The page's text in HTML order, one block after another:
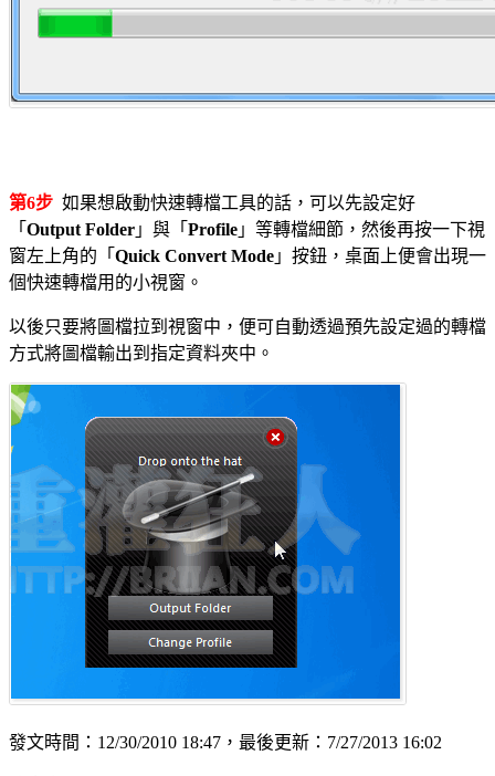
第6步 如果想啟動快速轉檔工具的話，可以先設定好
「 Output Folder 」與「 Profile 」等轉檔細節，然後再按一下視
窗左上角的「 Quick Convert Mode 」按鈕，桌面上便會出現一
個快速轉檔用的小視窗。
以後只要將圖檔拉到視窗中，便可自動透過預先設定過的轉檔
方式將圖檔輸出到指定資料夾中。
發文時間：12/30/2010 18:47，最後更新：7/27/2013 16:02